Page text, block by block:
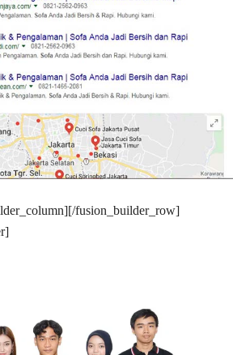
fusion_builder_row]